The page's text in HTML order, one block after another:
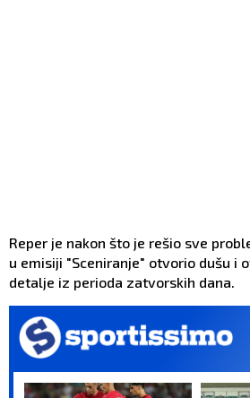
Reper je nakon što je rešio sve
u emisiji "Sceniranje" otvorio dušu i
detalje iz perioda zatvorskih dana.